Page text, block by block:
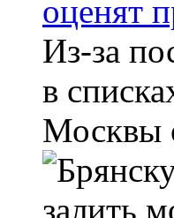
оценят
Из-за
в
Москвы